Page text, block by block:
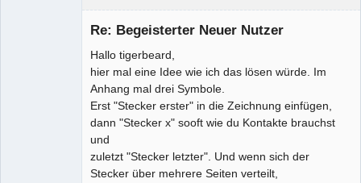
Re: Begeisterter Neuer Nutzer
Hallo tigerbeard,
hier mal eine Idee wie ich das lösen würde. Im
Anhang mal drei Symbole.
Erst "Stecker erster" in die Zeichnung einfügen,
dann "Stecker x" sooft wie du Kontakte brauchst
und
zuletzt "Stecker letzter". Und wenn sich der
Stecker über mehrere Seiten verteilt,